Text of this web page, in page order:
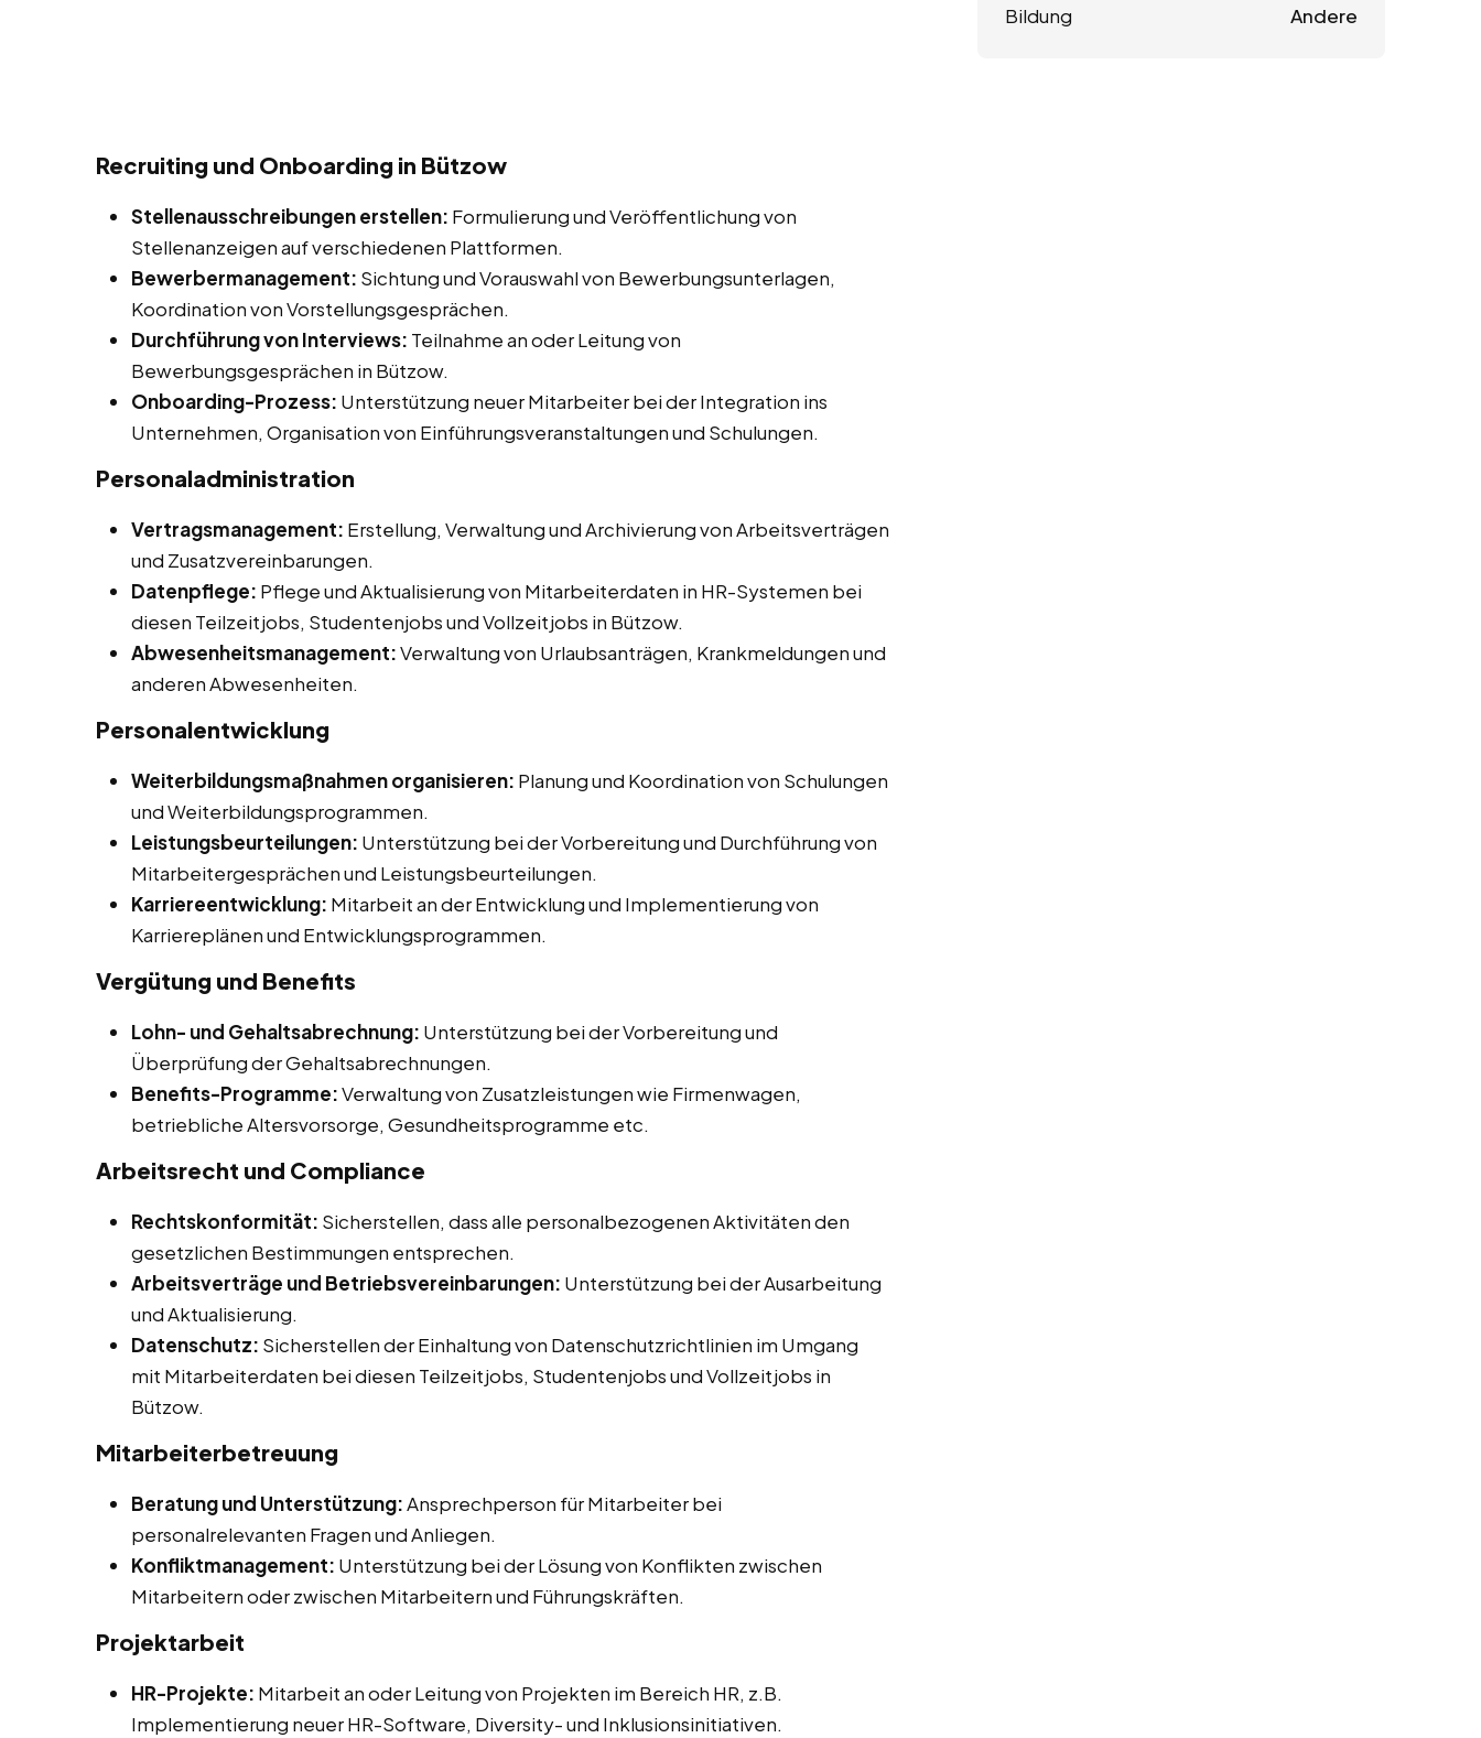
Recruiting und Onboarding in Bützow
Stellenausschreibungen erstellen: Formulierung und Veröffentlichung von
Stellenanzeigen auf verschiedenen Plattformen.
Bewerbermanagement: Sichtung und Vorauswahl von Bewerbungsunterlagen,
Koordination von Vorstellungsgesprächen.
Durchführung von Interviews: Teilnahme an oder Leitung von
Bewerbungsgesprächen in Bützow.
Onboarding-Prozess: Unterstützung neuer Mitarbeiter bei der Integration ins
Unternehmen, Organisation von Einführungsveranstaltungen und Schulungen.
Personaladministration
Vertragsmanagement: Erstellung, Verwaltung und Archivierung von Arbeitsverträgen
und Zusatzvereinbarungen.
Datenpflege: Pflege und Aktualisierung von Mitarbeiterdaten in HR-Systemen bei
diesen Teilzeitjobs, Studentenjobs und Vollzeitjobs in Bützow.
Abwesenheitsmanagement:Verwaltung von Urlaubsanträgen, Krankmeldungen und
anderen Abwesenheiten.
Personalentwicklung
Weiterbildungsmaßnahmen organisieren: Planung und Koordination von Schulungen
und Weiterbildungsprogrammen.
Leistungsbeurteilungen: Unterstützung bei der Vorbereitung und Durchführung von
Mitarbeitergesprächen und Leistungsbeurteilungen.
Karriereentwicklung: Mitarbeit an der Entwicklung und Implementierung von
Karriereplänen und Entwicklungsprogrammen.
Vergütung und Benefits
Lohn- und Gehaltsabrechnung: Unterstützung bei der Vorbereitung und
Überprüfung der Gehaltsabrechnungen.
Benefits-Programme:Verwaltung von Zusatzleistungen wie Firmenwagen,
betriebliche Altersvorsorge, Gesundheitsprogramme etc.
Arbeitsrecht und Compliance
Rechtskonformität: Sicherstellen, dass alle personalbezogenen Aktivitäten den
gesetzlichen Bestimmungen entsprechen.
Arbeitsverträge und Betriebsvereinbarungen: Unterstützung bei der Ausarbeitung
und Aktualisierung.
Datenschutz: Sicherstellen der Einhaltung von Datenschutzrichtlinien im Umgang
mit Mitarbeiterdaten bei diesen Teilzeitjobs, Studentenjobs und Vollzeitjobs in
Bützow.
Mitarbeiterbetreuung
Beratung und Unterstützung:Ansprechperson für Mitarbeiter bei
personalrelevanten Fragen und Anliegen.
Konfliktmanagement: Unterstützung bei der Lösung von Konflikten zwischen
Mitarbeitern oder zwischen Mitarbeitern und Führungskräften.
Projektarbeit
HR-Projekte: Mitarbeit an oder Leitung von Projekten im Bereich HR, z.B.
Implementierung neuer HR-Software, Diversity- und Inklusionsinitiativen.
Bildung Andere